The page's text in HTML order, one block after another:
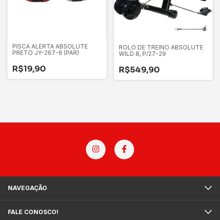
PISCA ALERTA ABSOLUTE
PRETO JY-267-6 (PAR)
R$19,90
ROLO DE TREINO ABSOLUTE
WILD 8, P/27-29
R$549,90
NAVEGAÇÃO
FALE CONOSCO!